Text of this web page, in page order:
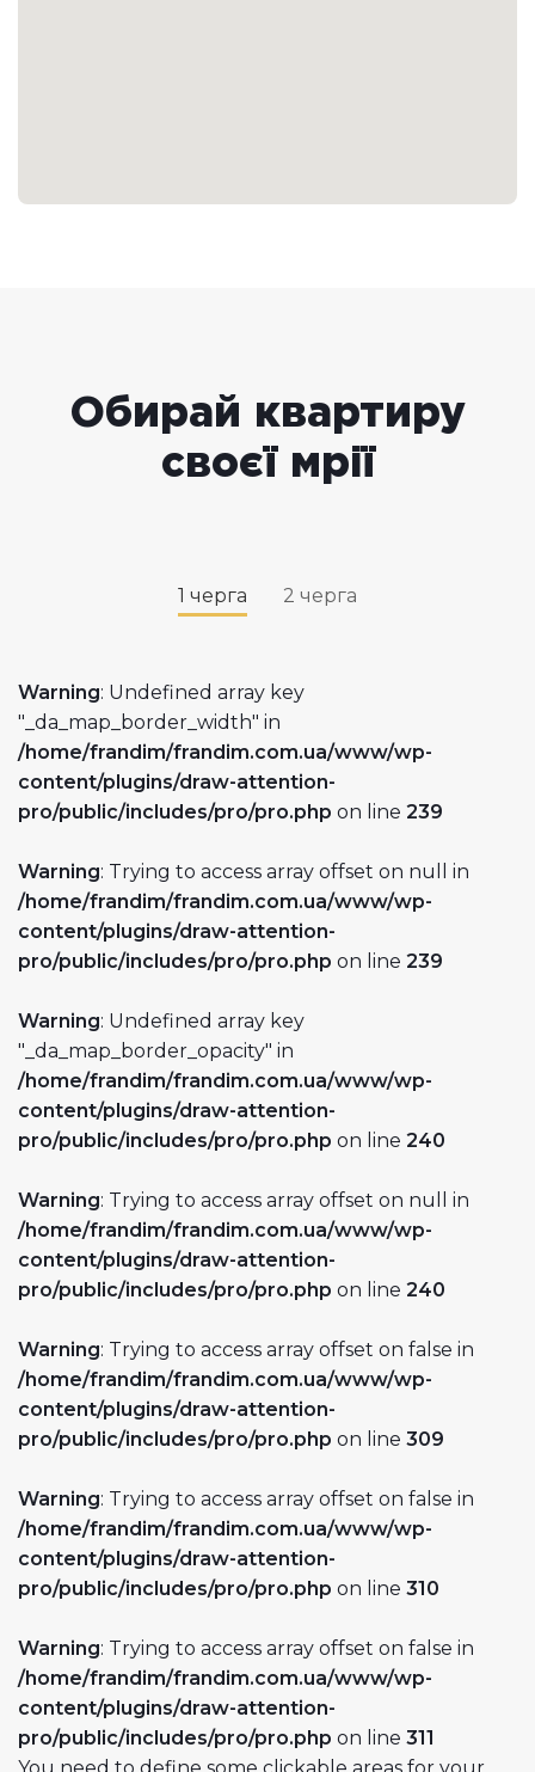
Обирай квартиру
своєї мрії
1 черга 2 черга
Warning: Undefined array key
"_da_map_border_width" in
/home/frandim/frandim.com.ua/www/wp-
content/plugins/draw-attention-
pro/public/includes/pro/pro.php on line 239
Warning: Trying to access array offset on null in
/home/frandim/frandim.com.ua/www/wp-
content/plugins/draw-attention-
pro/public/includes/pro/pro.php on line 239
Warning: Undefined array key
"_da_map_border_opacity" in
/home/frandim/frandim.com.ua/www/wp-
content/plugins/draw-attention-
pro/public/includes/pro/pro.php on line 240
Warning: Trying to access array offset on null in
/home/frandim/frandim.com.ua/www/wp-
content/plugins/draw-attention-
pro/public/includes/pro/pro.php on line 240
Warning: Trying to access array offset on false in
/home/frandim/frandim.com.ua/www/wp-
content/plugins/draw-attention-
pro/public/includes/pro/pro.php on line 309
Warning: Trying to access array offset on false in
/home/frandim/frandim.com.ua/www/wp-
content/plugins/draw-attention-
pro/public/includes/pro/pro.php on line 310
Warning: Trying to access array offset on false in
/home/frandim/frandim.com.ua/www/wp-
content/plugins/draw-attention-
pro/public/includes/pro/pro.php on line 311